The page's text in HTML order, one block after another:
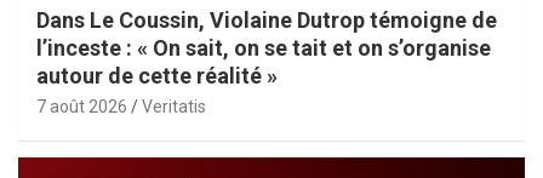
Dans Le Coussin, Violaine Dutrop témoigne de
l’inceste : « On sait, on se tait et on s’organise
autour de cette réalité »
7 août 2026 Veritatis